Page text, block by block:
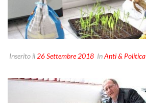
Inserito il 26 Settembre 2018 InAnti & Politica